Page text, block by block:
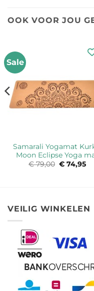
OOK VOOR JOU
Sale
Samarali Yogamat
Moon Eclipse Yoga
€79,00 € 74,95
VEILIG WINKELEN